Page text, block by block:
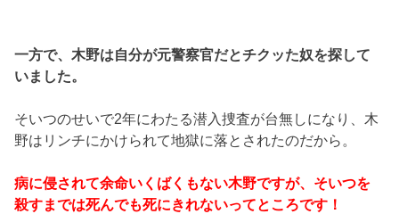
一方で、木野は自分が元警察官だとチクッた奴を探して
いました。
そいつのせいで2年にわたる潜入捜査が台無しになり、木
野はリンチにかけられて地獄に落とされたのだから。
病に侵されて余命いくばくもない木野ですが、そいつを
殺すまでは死んでも死にきれないってところです！